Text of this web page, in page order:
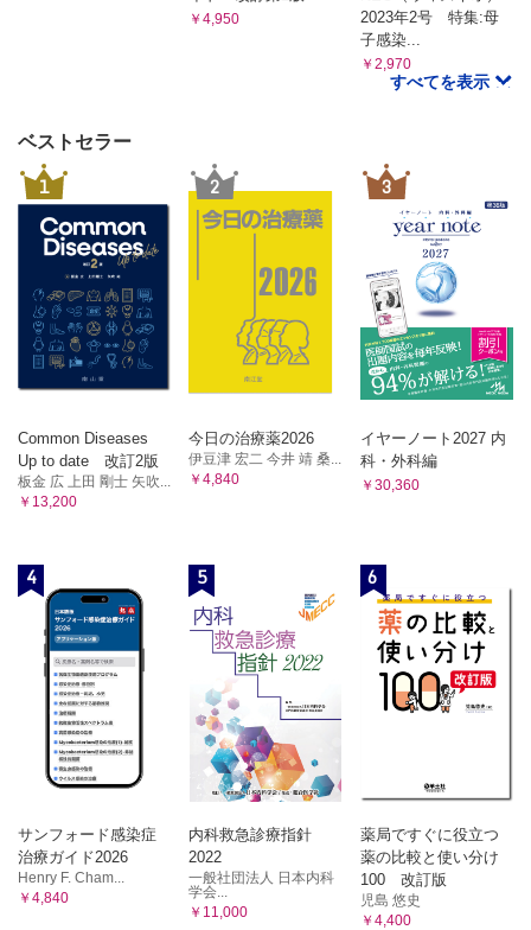
￥4,950
2023年2号 特集:母
子感染...
￥2,970
すべてを表示
ベストセラー
1
Common Diseases
Up to date 改訂2版
板金 広 上田 剛士 矢吹...
￥13,200
2
今日の治療薬2026
伊豆津 宏二 今井 靖 桑...
￥4,840
3
イヤーノート2027 内
科・外科編
￥30,360
4
サンフォード感染症
治療ガイド2026
Henry F. Cham...
￥4,840
5
内科救急診療指針
2022
一般社団法人 日本内科
学会...
￥11,000
6
薬局ですぐに役立つ
薬の比較と使い分け
100 改訂版
児島 悠史
￥4,400